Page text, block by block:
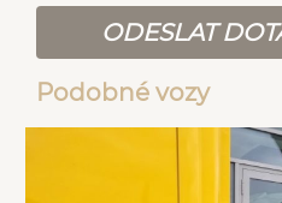
ODESLAT
Podobné vozy